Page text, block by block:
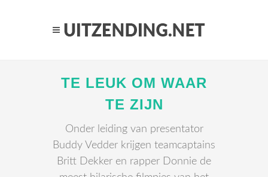
TE LEUK OM WAAR
TE ZIJN
Onder leiding van presentator
Buddy Vedder krijgen teamcaptains
Britt Dekker en rapper Donnie de